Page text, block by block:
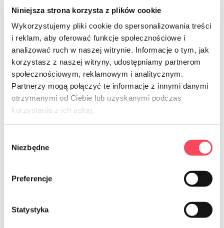
Niniejsza strona korzysta z plików cookie
Wykorzystujemy pliki cookie do spersonalizowania treści
i reklam, aby oferować funkcje społecznościowe i
analizować ruch w naszej witrynie. Informacje o tym, jak
korzystasz z naszej witryny, udostępniamy partnerom
społecznościowym, reklamowym i analitycznym.
Partnerzy mogą połączyć te informacje z innymi danymi
otrzymanymi od Ciebie lub uzyskanymi podczas
korzystania z ich usług.
zgody
Niezbędne
Preferencje
Statystyka
viGO! Bio voskové obaly 2 kusy
vyhliadka
Prihláste sa na odber noviniek